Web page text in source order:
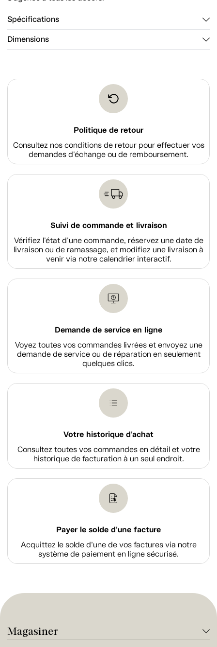
Spécifications
Dimensions
Politique de retour
Consultez nos conditions de retour pour effectuer vos
demandes d'échange ou de remboursement.
Suivi de commande et livraison
Vérifiez l'état d'une commande, réservez une date de
livraison ou de ramassage, et modifiez une livraison à
venir via notre calendrier interactif.
Demande de service en ligne
Voyez toutes vos commandes livrées et envoyez une
demande de service ou de réparation en seulement
quelques clics.
Votre historique d'achat
Consultez toutes vos commandes en détail et votre
historique de facturation à un seul endroit.
Payer le solde d'une facture
Acquittez le solde d’une de vos factures via notre
système de paiement en ligne sécurisé.
Magasiner